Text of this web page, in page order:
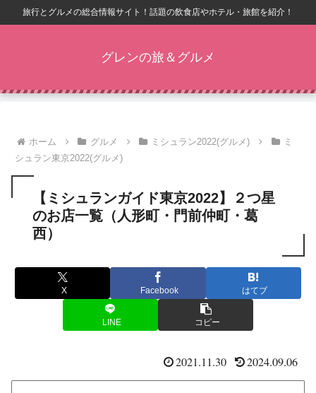
旅行とグルメの総合情報サイト！話題の飲食店やホテル・旅館を紹介！
グレンの旅＆グルメ
ホーム グルメ ミシュラン2022(グルメ)
ミ
シュラン東京2022(グルメ)
【ミシュランガイド東京2022】２つ星
のお店一覧（人形町・門前仲町・葛
西）
X Facebook はてブ
LINE コピー
2021.11.30 2024.09.06